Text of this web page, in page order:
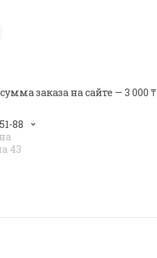
заказа на сайте — 3 000 ₸
88
43